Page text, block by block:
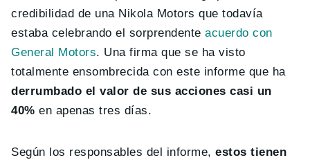
credibilidad de una Nikola Motors que todavía
estaba celebrando el sorprendenteacuerdo con
General Motors. Una firma que se ha visto
totalmente ensombrecida con este informe que ha
derrumbado el valor de sus acciones casi un
40% en apenas tres días.
Según los responsables del informe,estos tienen